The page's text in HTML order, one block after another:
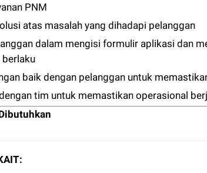
PNM
atas masalah yang dihadapi pelanggan
dalam mengisi formulir aplikasi dan
berlaku
baik dengan pelanggan untuk
tim untuk memastikan operasional